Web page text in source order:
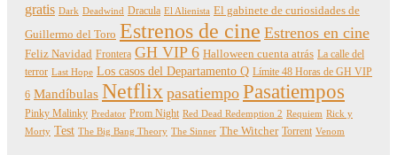
gratis Dark Deadwind Dracula El Alienista El gabinete de curiosidades de
Guillermo del Toro Estrenos de cine Estrenos en cine
Feliz Navidad Frontera GH VIP 6 Halloween cuenta atrás La calle del
terror Last Hope Los casos del Departamento Q Límite 48 Horas de GH VIP
6 Mandíbulas Netflix pasatiempo Pasatiempos
Pinky Malinky Predator Prom Night Red Dead Redemption 2 Requiem Rick y
Morty Test The Big Bang Theory The Sinner The Witcher Torrent Venom